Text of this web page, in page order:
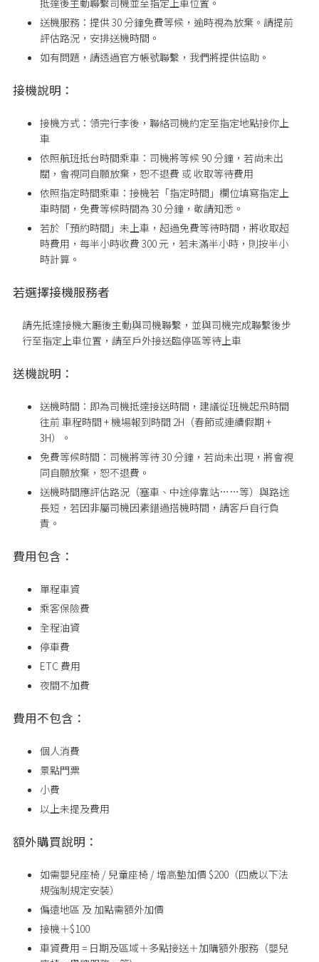
抵達後主動聯繫司機並至指定上車位置。
送機服務：提供 30 分鐘免費等候，逾時視為放棄。請提前
評估路況，安排送機時間。
如有問題，請透過官方帳號聯繫，我們將提供協助。
接機說明：
接機方式：領完行李後，聯絡司機約定至指定地點接你上
車
依照航班抵台時間乘車：司機將等候 90 分鐘，若尚未出
關，會視同自願放棄，恕不退費 或 收取等待費用
依照指定時間乘車：接機若「指定時間」欄位填寫指定上
車時間，免費等候時間為 30 分鐘，敬請知悉。
若於「預約時間」未上車，超過免費等待時間，將收取超
時費用，每半小時收費 300 元，若未滿半小時，則按半小
時計算。
若選擇接機服務者
請先抵達接機大廳後主動與司機聯繫，並與司機完成聯繫後步
行至指定上車位置 ，請至戶外接送臨停區等待上車
送機說明：
送機時間：即為司機抵達接送時間，建議從班機起飛時間
往前 車程時間 + 機場報到時間 2H（春節或連續假期 +
3H）。
免費等候時間：司機將等待 30 分鐘，若尚未出現，將會視
同自願放棄，恕不退費。
送機時間應評估路況（塞車、中途停靠站……等）與路途
長短，若因非屬司機因素錯過搭機時間，請客戶自行負
責。
費用包含：
單程車資
乘客保險費
全程油資
停車費
ETC 費用
夜間不加費
費用不包含：
個人消費
景點門票
小費
以上未提及費用
額外購買說明：
如需嬰兒座椅 / 兒童座椅 / 增高墊加價 $200（四歲以下法
規強制規定安裝）
偏遠地區 及 加點需額外加價
接機＋$100
車資費用 = 日期及區域＋多點接送＋加購額外服務（嬰兒